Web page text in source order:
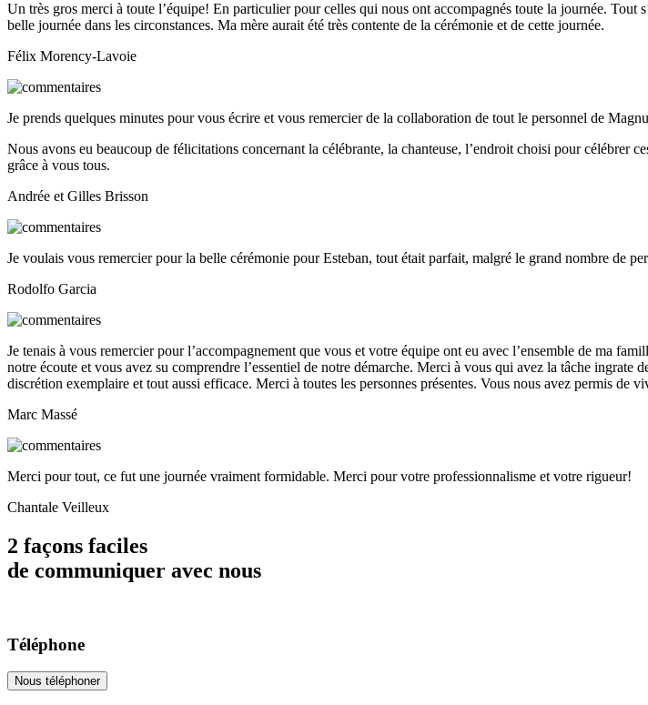
Un très gros merci à toute l’équipe! En particulier pour celles qui nous ont accompagnés toute la journée.
belle journée dans les circonstances. Ma mère aurait été très contente de la cérémonie et de cette journée.
Félix Morency-Lavoie
Je prends quelques minutes pour vous écrire et vous remercier de la collaboration de tout le personnel de
Nous avons eu beaucoup de félicitations concernant la célébrante, la chanteuse, l’endroit choisi pour célébrer
grâce à vous tous.
Andrée et Gilles Brisson
Je voulais vous remercier pour la belle cérémonie pour Esteban, tout était parfait, malgré le grand nombre de
Rodolfo Garcia
Je tenais à vous remercier pour l’accompagnement que vous et votre équipe ont eu avec l’ensemble de ma
notre écoute et vous avez su comprendre l’essentiel de notre démarche. Merci à vous qui avez la tâche ingrate
discrétion exemplaire et tout aussi efficace. Merci à toutes les personnes présentes. Vous nous avez permis de
Marc Massé
Merci pour tout, ce fut une journée vraiment formidable. Merci pour votre professionnalisme et votre rigueur!
Chantale Veilleux
2 façons faciles
de communiquer avec nous
Téléphone
Nous téléphoner